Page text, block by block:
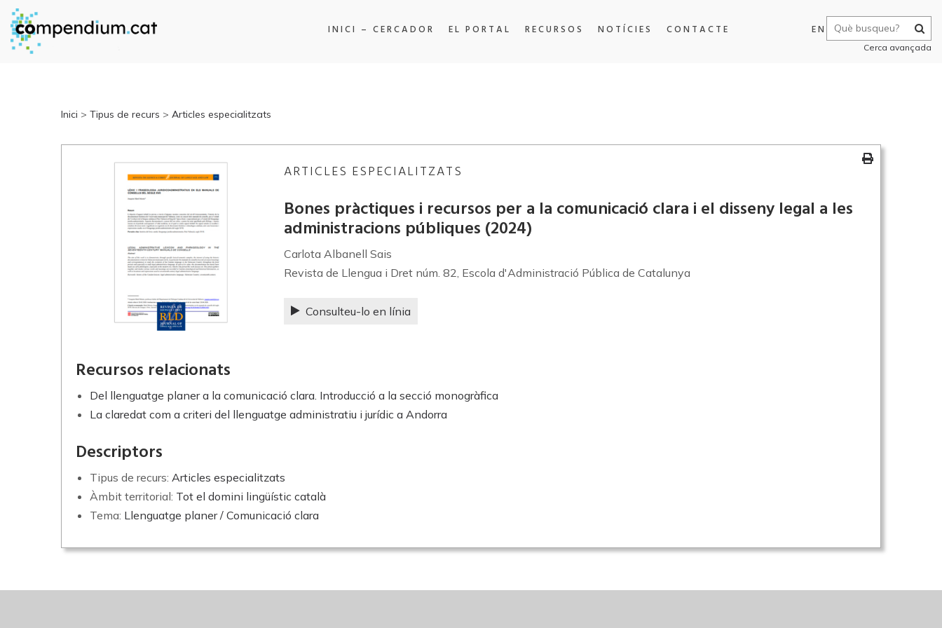
INICI – CERCADOR EL PORTAL RECURSOS NOTÍCIES CONTACTE EN
Cerca avançada
Inici > Tipus de recurs > Articles especialitzats
ARTICLES ESPECIALITZATS
Bones pràctiques i recursos per a la comunicació clara i el disseny legal a les
administracions públiques (2024)
Carlota Albanell Sais
Revista de Llengua i Dret núm. 82, Escola d'Administració Pública de Catalunya
Consulteu-lo en línia
Recursos relacionats
Del llenguatge planer a la comunicació clara. Introducció a la secció monogràfica
La claredat com a criteri del llenguatge administratiu i jurídic a Andorra
Descriptors
Tipus de recurs: Articles especialitzats
Àmbit territorial: Tot el domini lingüístic català
Tema: Llenguatge planer / Comunicació clara